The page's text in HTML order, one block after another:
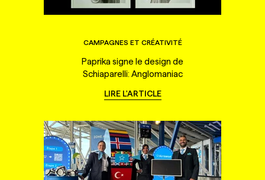
CAMPAGNES ET CRÉATIVITÉ
Paprika signe le design de
Schiaparelli: Anglomaniac
LIRE L'ARTICLE